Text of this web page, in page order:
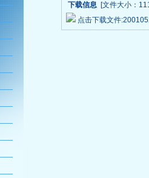
下载信息[文件大小：
点击下载文件